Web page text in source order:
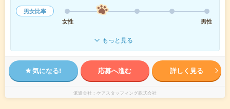
男女比率
女性
男性
もっと見る
気になる! 応募へ進む 詳しく見る
派遣会社 ケアスタッフィング株式会社